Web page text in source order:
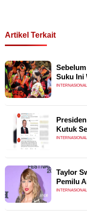
Artikel Terkait
Suku Ini
INTERNASIONAL
Kutuk
INTERNASIONAL
Taylor
Pemilu
INTERNASIONAL